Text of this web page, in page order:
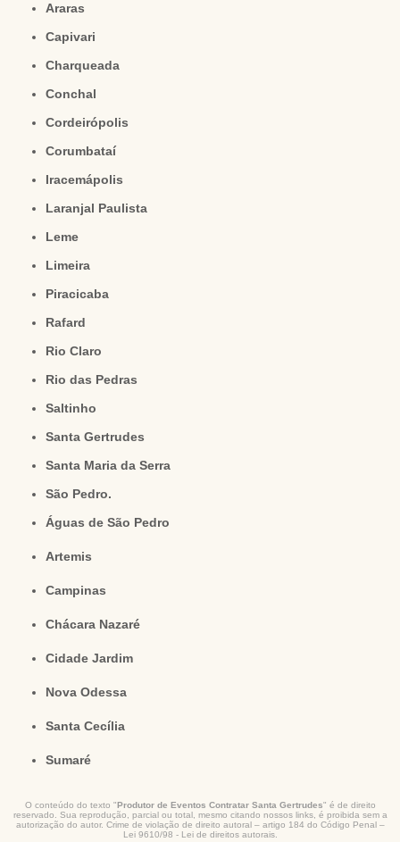
Araras
Capivari
Charqueada
Conchal
Cordeirópolis
Corumbataí
Iracemápolis
Laranjal Paulista
Leme
Limeira
Piracicaba
Rafard
Rio Claro
Rio das Pedras
Saltinho
Santa Gertrudes
Santa Maria da Serra
São Pedro.
Águas de São Pedro
Artemis
Campinas
Chácara Nazaré
Cidade Jardim
Nova Odessa
Santa Cecília
Sumaré
O conteúdo do texto " Produtor de Eventos Contratar Santa Gertrudes" é de direito
reservado. Sua reprodução, parcial ou total, mesmo citando nossos links, é proibida sem a
autorização do autor. Crime de violação de direito autoral – artigo 184 do Código Penal –
Lei 9610/98 - Lei de direitos autorais.